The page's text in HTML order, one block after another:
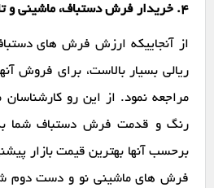
۴. خریدار فرش دستباف، ماشینی و تابلو فرش
از آنجاییکه ارزش فرش های
ریالی بسیار بالاست، برای فروش
مراجعه نمود. از این رو کارشناسان
رنگ و قدمت فرش دستباف شما
برحسب آنها بهترین قیمت بازار
فرش های ماشینی نو و دست دوم